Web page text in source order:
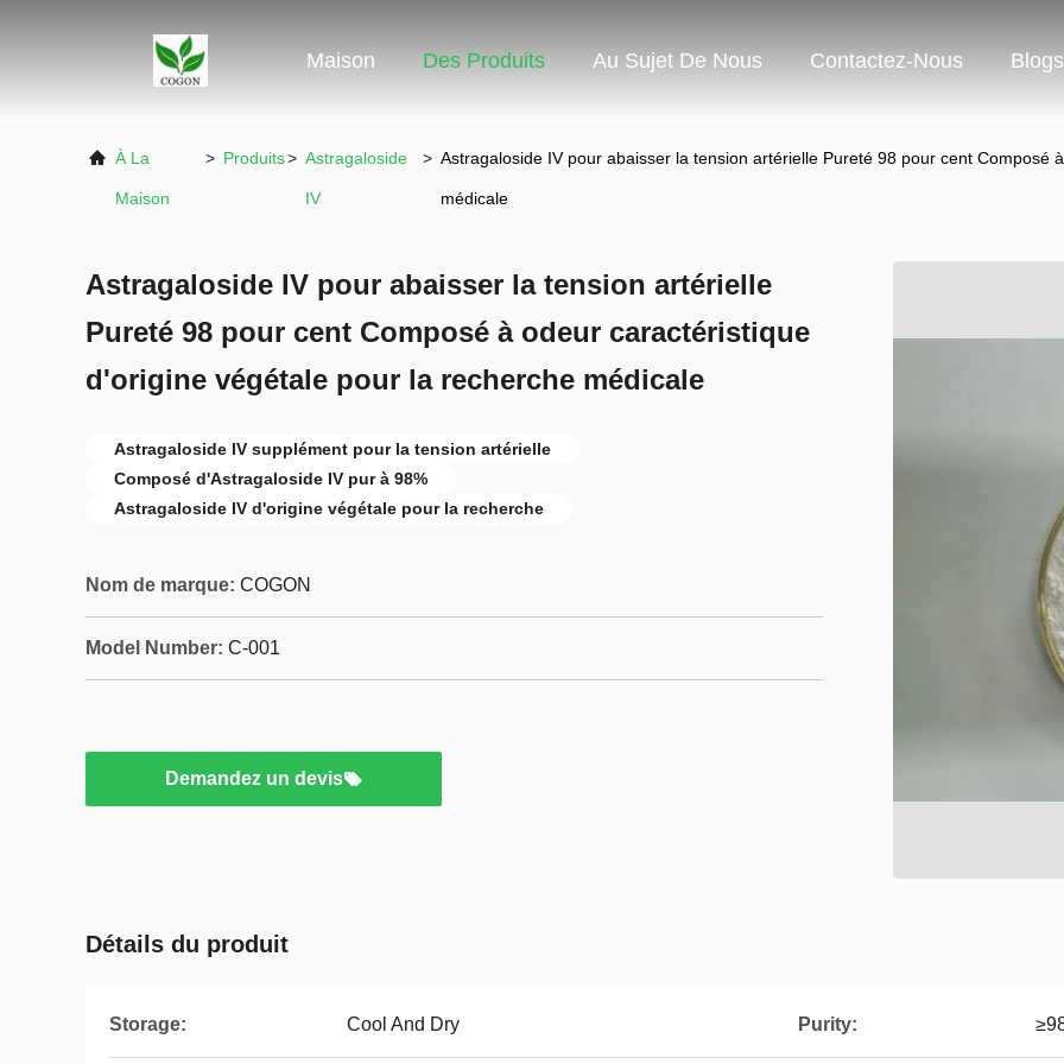
Maison Des Produits Au Sujet De Nous Contactez-Nous Blogs
À La
Maison
> Produits> Astragaloside
IV
> Astragaloside IV pour abaisser la tension artérielle Pureté 98 pour cent
médicale
Astragaloside IV pour abaisser la tension artérielle
Pureté 98 pour cent Composé à odeur caractéristique
d'origine végétale pour la recherche médicale
Astragaloside IV supplément pour la tension artérielle
Composé d'Astragaloside IV pur à 98%
Astragaloside IV d'origine végétale pour la recherche
Nom de marque: COGON
Model Number: C-001
Demandez un devis
Détails du produit
Storage: Cool And Dry Purity: